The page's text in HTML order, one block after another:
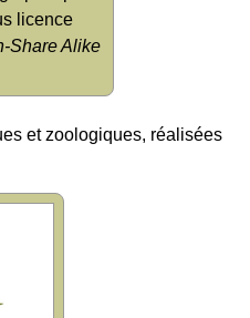
licence
Share Alike
et zoologiques, réalisées